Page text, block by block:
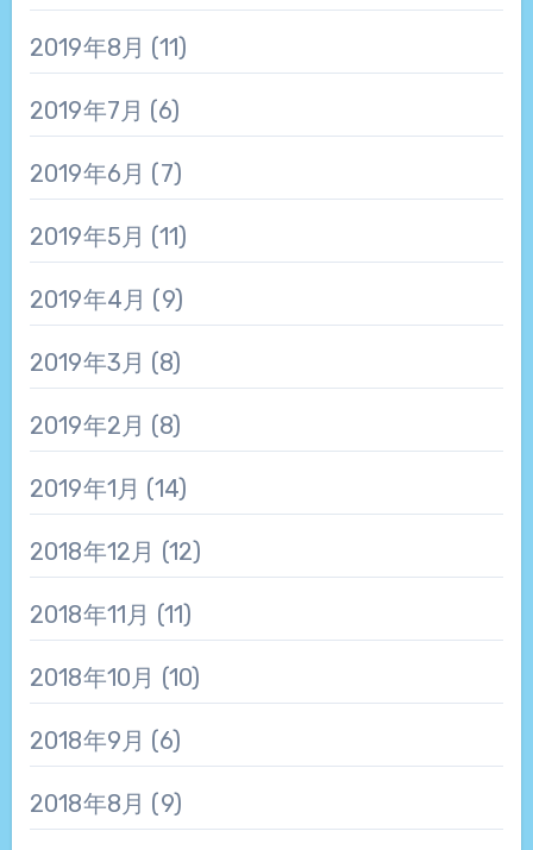
2019年8月 (11)
2019年7月 (6)
2019年6月 (7)
2019年5月 (11)
2019年4月 (9)
2019年3月 (8)
2019年2月 (8)
2019年1月 (14)
2018年12月 (12)
2018年11月 (11)
2018年10月 (10)
2018年9月 (6)
2018年8月 (9)